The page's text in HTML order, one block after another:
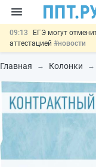
09:13
ЕГЭ могут
аттестацией #новости
00:01
7 августа:
#новости
06.08
Подписан указ об
недружественных стран
Главная Колонки